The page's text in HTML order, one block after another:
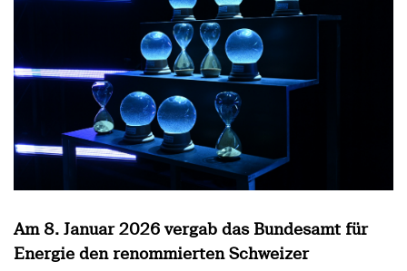
Am 8. Januar 2026 vergab das Bundesamt für
Energie den renommierten Schweizer